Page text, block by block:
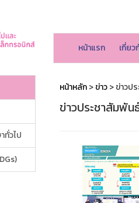
หน้าแรก เกี่ยว
ทั่วไป
หน้าหลัก>ข่าว> ข่าวป
ข่าวประชาสัมพัน